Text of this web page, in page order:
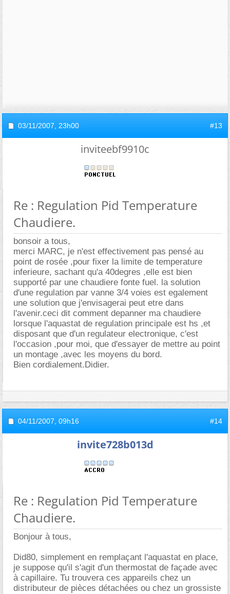
03/11/2007, 23h00 #13
inviteebf9910c
Re : Regulation Pid Temperature
Chaudiere.
bonsoir a tous,
merci MARC, je n'est effectivement pas pensé au
point de rosée ,pour fixer la limite de temperature
inferieure, sachant qu'a 40degres ,elle est bien
supporté par une chaudiere fonte fuel. la solution
d'une regulation par vanne 3/4 voies est egalement
une solution que j'envisagerai peut etre dans
l'avenir.ceci dit comment depanner ma chaudiere
lorsque l'aquastat de regulation principale est hs ,et
disposant que d'un regulateur electronique, c'est
l'occasion ,pour moi, que d'essayer de mettre au point
un montage ,avec les moyens du bord.
Bien cordialement.Didier.
04/11/2007, 09h16 #14
invite728b013d
Re : Regulation Pid Temperature
Chaudiere.
Bonjour à tous,
Did80, simplement en remplaçant l'aquastat en place,
je suppose qu'il s'agit d'un thermostat de façade avec
à capillaire. Tu trouvera ces appareils chez un
distributeur de pièces détachées ou chez un grossiste